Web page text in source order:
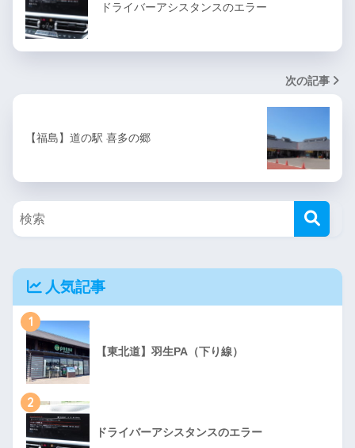
ドライバーアシスタンスのエラー
次の記事
【福島】道の駅 喜多の郷
人気記事
1
【東北道】羽生PA（下り線）
2
ドライバーアシスタンスのエラー